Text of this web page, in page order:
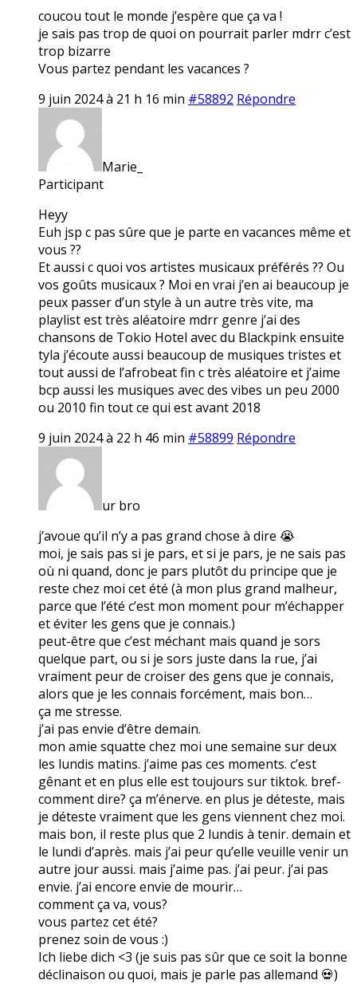
coucou tout le monde j’espère que ça va !
je sais pas trop de quoi on pourrait parler mdrr c’est
trop bizarre
Vous partez pendant les vacances ?
9 juin 2024 à 21 h 16 min #58892 Répondre
Marie_
Participant
Heyy
Euh jsp c pas sûre que je parte en vacances même et
vous ??
Et aussi c quoi vos artistes musicaux préférés ?? Ou
vos goûts musicaux ? Moi en vrai j’en ai beaucoup je
peux passer d’un style à un autre très vite, ma
playlist est très aléatoire mdrr genre j’ai des
chansons de Tokio Hotel avec du Blackpink ensuite
tyla j’écoute aussi beaucoup de musiques tristes et
tout aussi de l’afrobeat fin c très aléatoire et j’aime
bcp aussi les musiques avec des vibes un peu 2000
ou 2010 fin tout ce qui est avant 2018
9 juin 2024 à 22 h 46 min #58899 Répondre
ur bro
j’avoue qu’il n’y a pas grand chose à dire 😭
moi, je sais pas si je pars, et si je pars, je ne sais pas
où ni quand, donc je pars plutôt du principe que je
reste chez moi cet été (à mon plus grand malheur,
parce que l’été c’est mon moment pour m’échapper
et éviter les gens que je connais.)
peut-être que c’est méchant mais quand je sors
quelque part, ou si je sors juste dans la rue, j’ai
vraiment peur de croiser des gens que je connais,
alors que je les connais forcément, mais bon…
ça me stresse.
j’ai pas envie d’être demain.
mon amie squatte chez moi une semaine sur deux
les lundis matins. j’aime pas ces moments. c’est
gênant et en plus elle est toujours sur tiktok. bref-
comment dire? ça m’énerve. en plus je déteste, mais
je déteste vraiment que les gens viennent chez moi.
mais bon, il reste plus que 2 lundis à tenir. demain et
le lundi d’après. mais j’ai peur qu’elle veuille venir un
autre jour aussi. mais j’aime pas. j’ai peur. j’ai pas
envie. j’ai encore envie de mourir…
comment ça va, vous?
vous partez cet été?
prenez soin de vous :)
Ich liebe dich <3 (je suis pas sûr que ce soit la bonne
déclinaison ou quoi, mais je parle pas allemand 💀)